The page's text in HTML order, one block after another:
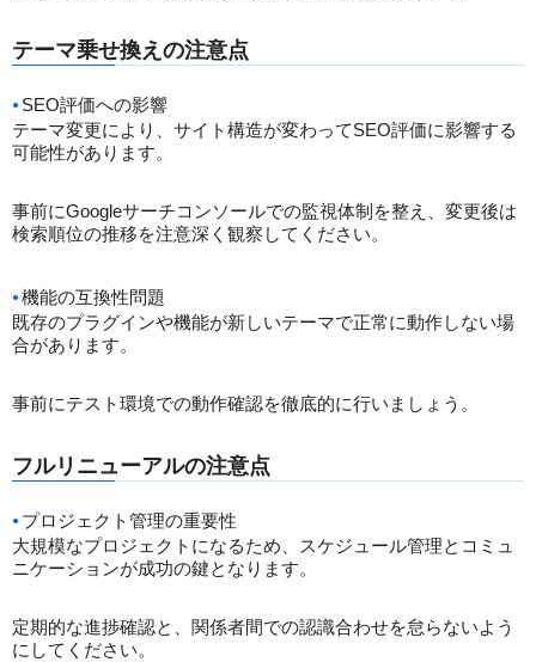
テーマ乗せ換えの注意点
SEO評価への影響
テーマ変更により、サイト構造が変わってSEO評価に影響する
可能性があります。
事前にGoogleサーチコンソールでの監視体制を整え、変更後は
検索順位の推移を注意深く観察してください。
機能の互換性問題
既存のプラグインや機能が新しいテーマで正常に動作しない場
合があります。
事前にテスト環境での動作確認を徹底的に行いましょう。
フルリニューアルの注意点
プロジェクト管理の重要性
大規模なプロジェクトになるため、スケジュール管理とコミュ
ニケーションが成功の鍵となります。
定期的な進捗確認と、関係者間での認識合わせを怠らないよう
にしてください。